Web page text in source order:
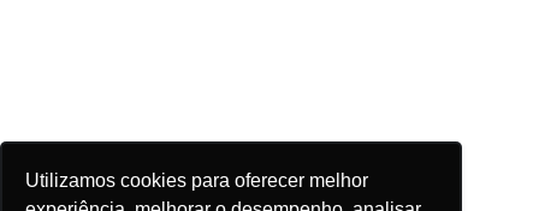
Utilizamos cookies para oferecer melhor